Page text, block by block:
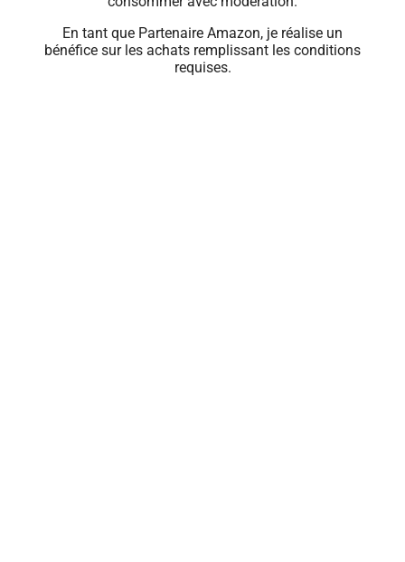
En tant que Partenaire Amazon, je réalise un
bénéfice sur les achats remplissant les conditions
requises.